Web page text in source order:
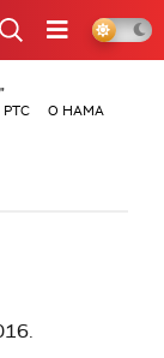
РТС О НАМА